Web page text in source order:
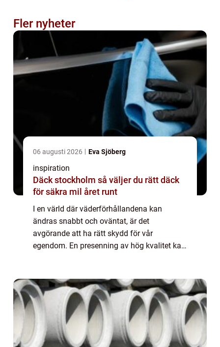
Fler nyheter
06 augusti 2026 Eva Sjöberg
inspiration
Däck stockholm så väljer du rätt däck
för säkra mil året runt
I en värld där väderförhållandena kan
ändras snabbt och oväntat, är det
avgörande att ha rätt skydd för vår
egendom. En presenning av hög kvalitet kan